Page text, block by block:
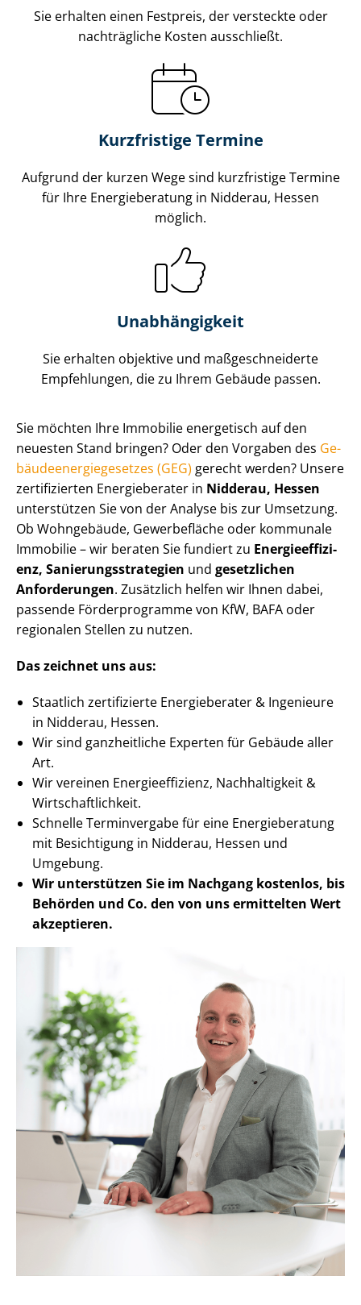
Sie erhalten einen Festpreis, der versteckte oder
nachträgliche Kosten ausschließt.
Kurzfristige Termine
Aufgrund der kurzen Wege sind kurzfristige Termine
für Ihre Energieberatung in Nidderau, Hessen
möglich.
Unabhängigkeit
Sie erhalten objektive und maß­ge­schnei­der­te
Empfehlungen, die zu Ihrem Gebäude passen.
Sie möchten Ihre Immobilie energetisch auf den
neuesten Stand bringen? Oder den Vorgaben des Ge­
bäu­de­en­er­gie­ge­set­zes (GEG) gerecht werden? Unsere
zertifizierten Energieberater in Nidderau, Hessen
unterstützen Sie von der Analyse bis zur Umsetzung.
Ob Wohngebäude, Gewerbefläche oder kommunale
Immobilie – wir beraten Sie fundiert zu En­er­gie­ef­fi­zi­
enz, Sa­nie­rungs­stra­te­gien und gesetzlichen
Anforderungen. Zusätzlich helfen wir Ihnen dabei,
passende Förderprogramme von KfW, BAFA oder
regionalen Stellen zu nutzen.
Das zeichnet uns aus:
Staatlich zertifizierte Energieberater & Ingenieure
in Nidderau, Hessen.
Wir sind ganzheitliche Experten für Gebäude aller
Art.
Wir vereinen En­er­gie­ef­fi­zi­enz, Nachhaltigkeit &
Wirt­schaft­lich­keit.
Schnelle Terminvergabe für eine Energieberatung
mit Besichtigung in Nidderau, Hessen und
Umgebung.
Wir unterstützen Sie im Nachgang kostenlos, bis
Behörden und Co. den von uns ermittelten Wert
akzeptieren.